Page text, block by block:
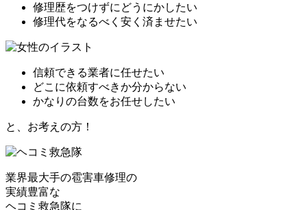
修理歴をつけずにどうにかしたい
修理代をなるべく安く済ませたい
信頼できる業者に任せたい
どこに依頼すべきか分からない
かなりの台数をお任せしたい
と、お考えの方！
業界最大手の雹害車修理の
実績豊富な
ヘコミ救急隊に